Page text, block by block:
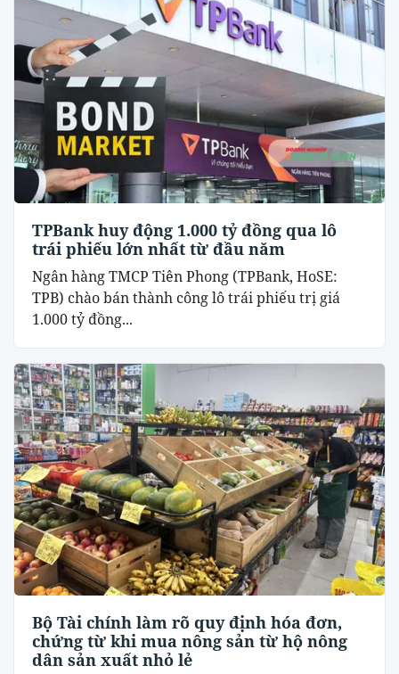
TPBank huy động 1.000 tỷ đồng qua lô
trái phiếu lớn nhất từ đầu năm
Ngân hàng TMCP Tiên Phong (TPBank, HoSE:
TPB) chào bán thành công lô trái phiếu trị giá
1.000 tỷ đồng...
Bộ Tài chính làm rõ quy định hóa đơn,
chứng từ khi mua nông sản từ hộ nông
dân sản xuất nhỏ lẻ